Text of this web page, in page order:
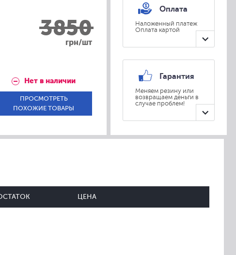
3850
грн/шт
Нет в наличии
ПРОСМОТРЕТЬ
ПОХОЖИЕ ТОВАРЫ
Оплата
Наложенный платеж
Оплата картой
Гарантия
Меняем резину или
возвращаем деньги в
случае проблем!
ЦЕНА